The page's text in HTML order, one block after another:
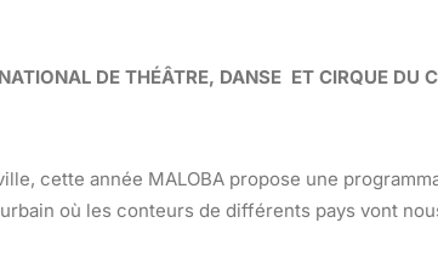
DE THÉÂTRE, DANSE ET CIRQUE DU
cette année MALOBA propose une
où les conteurs de différents pays vont